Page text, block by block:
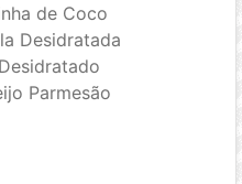
de Coco
Desidratada
Parmesão